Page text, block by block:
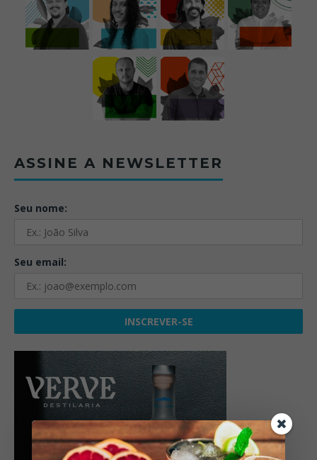
ASSINE A NEWSLETTER
Seu nome:
Seu email: